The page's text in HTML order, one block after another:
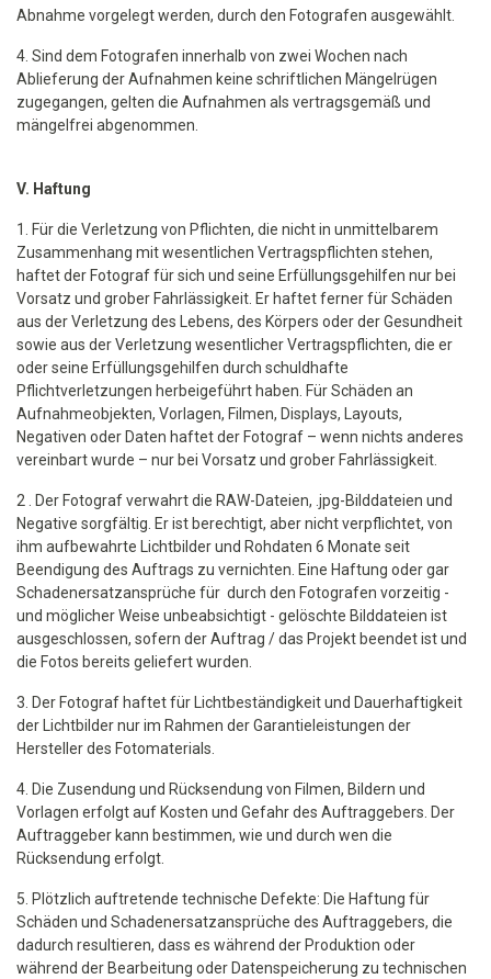
Abnahme vorgelegt werden, durch den Fotografen ausgewählt.
4. Sind dem Fotografen innerhalb von zwei Wochen nach
Ablieferung der Aufnahmen keine schriftlichen Mängelrügen
zugegangen, gelten die Aufnahmen als vertragsgemäß und
mängelfrei abgenommen.
V. Haftung
1. Für die Verletzung von Pflichten, die nicht in unmittelbarem
Zusammenhang mit wesentlichen Vertragspflichten stehen,
haftet der Fotograf für sich und seine Erfüllungsgehilfen nur bei
Vorsatz und grober Fahrlässigkeit. Er haftet ferner für Schäden
aus der Verletzung des Lebens, des Körpers oder der Gesundheit
sowie aus der Verletzung wesentlicher Vertragspflichten, die er
oder seine Erfüllungsgehilfen durch schuldhafte
Pflichtverletzungen herbeigeführt haben. Für Schäden an
Aufnahmeobjekten, Vorlagen, Filmen, Displays, Layouts,
Negativen oder Daten haftet der Fotograf – wenn nichts anderes
vereinbart wurde – nur bei Vorsatz und grober Fahrlässigkeit.
2 . Der Fotograf verwahrt die RAW-Dateien, .jpg-Bilddateien und
Negative sorgfältig. Er ist berechtigt, aber nicht verpflichtet, von
ihm aufbewahrte Lichtbilder und Rohdaten 6 Monate seit
Beendigung des Auftrags zu vernichten. Eine Haftung oder gar
Schadenersatzansprüche für durch den Fotografen vorzeitig -
und möglicher Weise unbeabsichtigt - gelöschte Bilddateien ist
ausgeschlossen, sofern der Auftrag / das Projekt beendet ist und
die Fotos bereits geliefert wurden.
3. Der Fotograf haftet für Lichtbeständigkeit und Dauerhaftigkeit
der Lichtbilder nur im Rahmen der Garantieleistungen der
Hersteller des Fotomaterials.
4. Die Zusendung und Rücksendung von Filmen, Bildern und
Vorlagen erfolgt auf Kosten und Gefahr des Auftraggebers. Der
Auftraggeber kann bestimmen, wie und durch wen die
Rücksendung erfolgt.
5. Plötzlich auftretende technische Defekte: Die Haftung für
Schäden und Schadenersatzansprüche des Auftraggebers, die
dadurch resultieren, dass es während der Produktion oder
während der Bearbeitung oder Datenspeicherung zu technischen